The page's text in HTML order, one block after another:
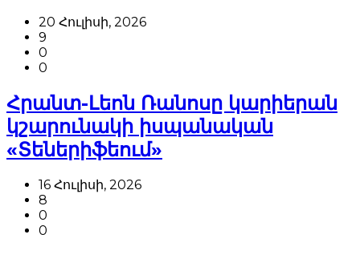
20 Հուլիսի, 2026
9
0
0
Հրանտ-Լեոն Ռանոսը կարիերան
կշարունակի իսպանական
«Տեներիֆեում»
16 Հուլիսի, 2026
8
0
0